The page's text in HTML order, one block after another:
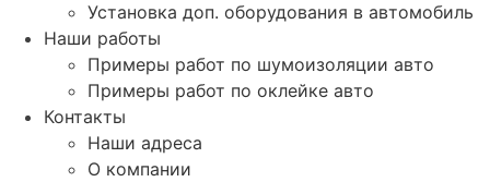
Установка доп. оборудования в автомобиль
Наши работы
Примеры работ по шумоизоляции авто
Примеры работ по оклейке авто
Контакты
Наши адреса
О компании